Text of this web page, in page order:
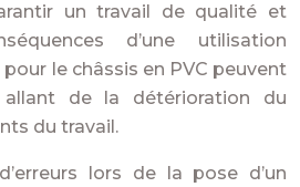
un travail de qualité et
d’une utilisation
le châssis en PVC peuvent
allant de la détérioration du
du travail.
lors de la pose d’un